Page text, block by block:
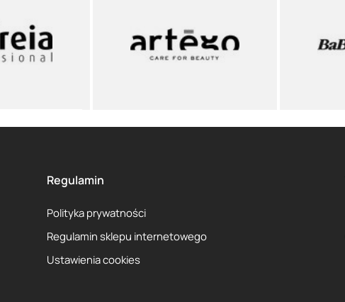
Regulamin
Polityka prywatności
Regulamin sklepu internetowego
Ustawienia cookies